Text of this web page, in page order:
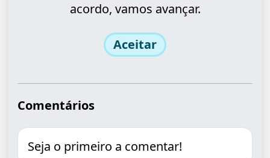
acordo, vamos avançar.
Aceitar
Comentários
Seja o primeiro a comentar!